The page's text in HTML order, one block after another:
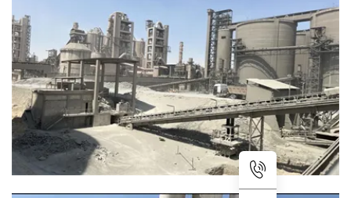
سلس، إنتاج خرسانة بدون توقف
المقاومة للتآكل تدفقًا مستمرًا للمواد وتقليل
التوقفات في عمليات خلط الخرسانة